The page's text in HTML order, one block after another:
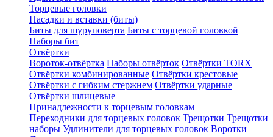
Торцевые головки
Насадки и вставки (биты)
Биты для шуруповерта Биты с торцевой головкой
Наборы бит
Отвёртки
Вороток-отвёртка Наборы отвёрток Отвёртки TORX
Отвёртки комбинированные Отвёртки крестовые
Отвёртки с гибким стержнем Отвёртки ударные
Отвёртки шлицевые
Принадлежности к торцевым головкам
Переходники для торцевых головок Трещотки Трещотки
наборы Удлинители для торцевых головок Воротки